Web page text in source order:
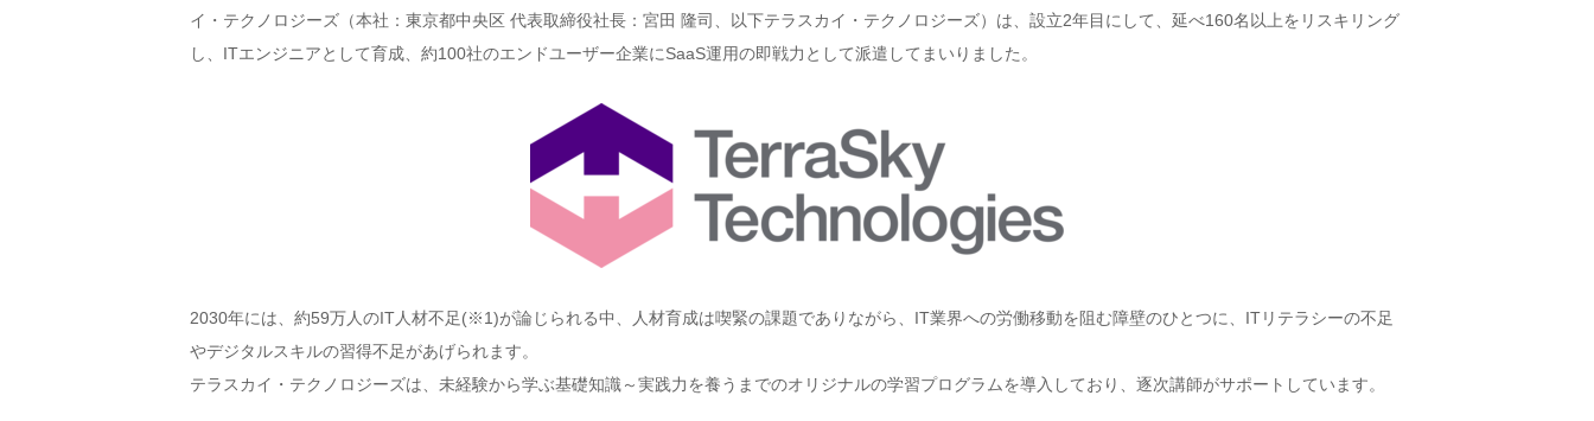
イ・テクノロジーズ（本社：東京都中央区 代表取締役社長：宮田 隆司、以下テラスカイ・テクノロジーズ）は、設立2年目にして、延べ160名以上をリスキリング
し、ITエンジニアとして育成、約100社のエンドユーザー企業にSaaS運用の即戦力として派遣してまいりました。
2030年には、約59万人のIT人材不足(※1)が論じられる中、人材育成は喫緊の課題でありながら、IT業界への労働移動を阻む障壁のひとつに、ITリテラシーの不足
やデジタルスキルの習得不足があげられます。
テラスカイ・テクノロジーズは、未経験から学ぶ基礎知識～実践力を養うまでのオリジナルの学習プログラムを導入しており、逐次講師がサポートしています。